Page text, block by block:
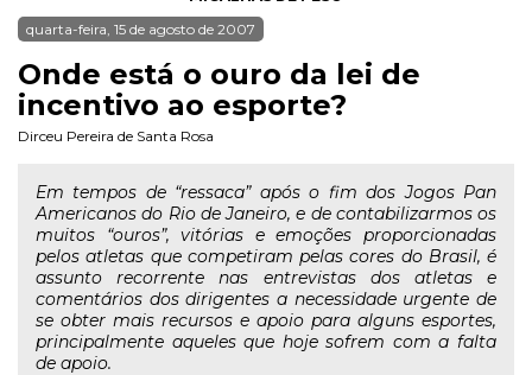
quarta-feira, 15 de agosto de 2007
Onde está o ouro da lei de
incentivo ao esporte?
Dirceu Pereira de Santa Rosa
Em tempos de “ressaca” após o fim dos Jogos Pan
Americanos do Rio de Janeiro, e de contabilizarmos os
muitos “ouros”, vitórias e emoções proporcionadas
pelos atletas que competiram pelas cores do Brasil, é
assunto recorrente nas entrevistas dos atletas e
comentários dos dirigentes a necessidade urgente de
se obter mais recursos e apoio para alguns esportes,
principalmente aqueles que hoje sofrem com a falta
de apoio.